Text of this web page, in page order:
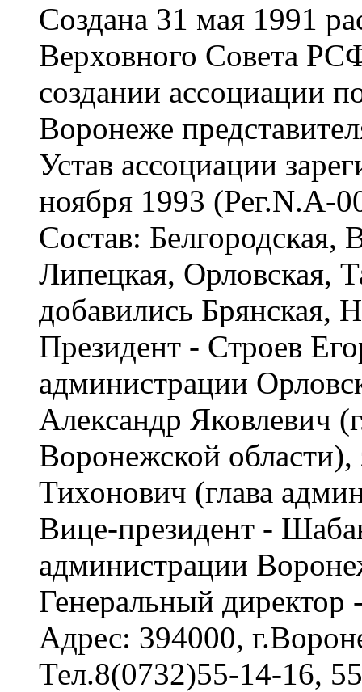
Создана 31 мая 1991
Верховного Совета
создании ассоциации
Воронеже
Устав ассоциации
ноября 1993 (Рег.N.А-
Состав: Белгородская,
Липецкая, Орловская,
добавились Брянская,
Президент - Строев
администрации
Александр Яковлевич
Воронежской
Тихонович (глава
Вице-президент -
администрации
Генеральный
Адрес: 394000,
Тел.8(0732)55-14-16,